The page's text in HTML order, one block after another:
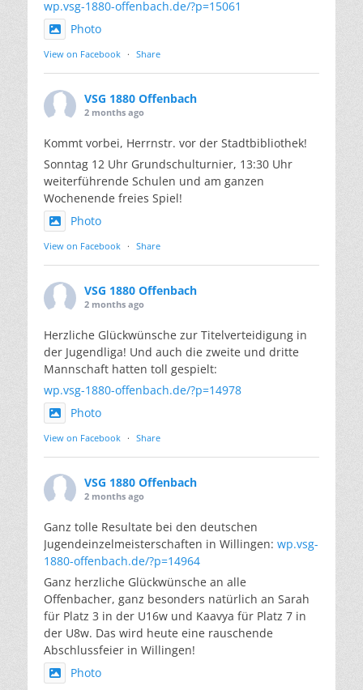
wp.vsg-1880-offenbach.de/?p=15061
Photo
View on Facebook · Share
VSG 1880 Offenbach
2 months ago
Kommt vorbei, Herrnstr. vor der Stadtbibliothek!
Sonntag 12 Uhr Grundschulturnier, 13:30 Uhr
weiterführende Schulen und am ganzen
Wochenende freies Spiel!
Photo
View on Facebook · Share
VSG 1880 Offenbach
2 months ago
Herzliche Glückwünsche zur Titelverteidigung in
der Jugendliga! Und auch die zweite und dritte
Mannschaft hatten toll gespielt:
wp.vsg-1880-offenbach.de/?p=14978
Photo
View on Facebook · Share
VSG 1880 Offenbach
2 months ago
Ganz tolle Resultate bei den deutschen
Jugendeinzelmeisterschaften in Willingen: wp.vsg-
1880-offenbach.de/?p=14964
Ganz herzliche Glückwünsche an alle
Offenbacher, ganz besonders natürlich an Sarah
für Platz 3 in der U16w und Kaavya für Platz 7 in
der U8w. Das wird heute eine rauschende
Abschlussfeier in Willingen!
Photo